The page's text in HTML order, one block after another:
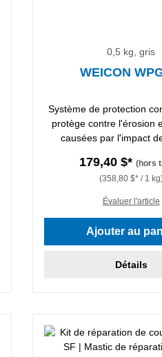
0,5 kg, gris
WEICON
Système de protection
protège contre l'érosion
causées par l'impact
179,40 $* (hors
(358,80 $* / 1
Évaluer l'article
Ajouter au
Détails